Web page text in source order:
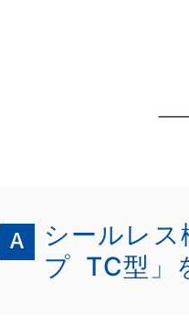
シールレ
プ TC型」